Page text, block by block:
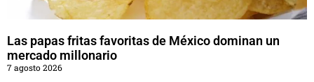
Las papas fritas favoritas de México dominan un
mercado millonario
7 agosto 2026